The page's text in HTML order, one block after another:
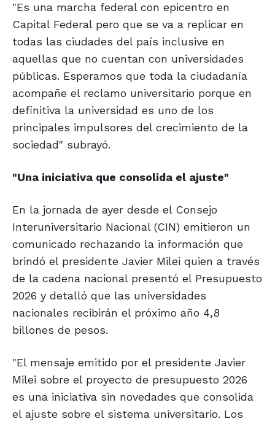
"Es una marcha federal con epicentro en
Capital Federal pero que se va a replicar en
todas las ciudades del país inclusive en
aquellas que no cuentan con universidades
públicas. Esperamos que toda la ciudadanía
acompañe el reclamo universitario porque en
definitiva la universidad es uno de los
principales impulsores del crecimiento de la
sociedad" subrayó.
"Una iniciativa que consolida el ajuste"
En la jornada de ayer desde el Consejo
Interuniversitario Nacional (CIN) emitieron un
comunicado rechazando la información que
brindó el presidente Javier Milei quien a través
de la cadena nacional presentó el Presupuesto
2026 y detalló que las universidades
nacionales recibirán el próximo año 4,8
billones de pesos.
"El mensaje emitido por el presidente Javier
Milei sobre el proyecto de presupuesto 2026
es una iniciativa sin novedades que consolida
el ajuste sobre el sistema universitario. Los